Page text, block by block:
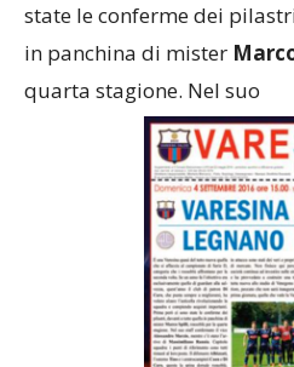
state le conferme dei
in panchina di mister
quarta stagione. Nel suo